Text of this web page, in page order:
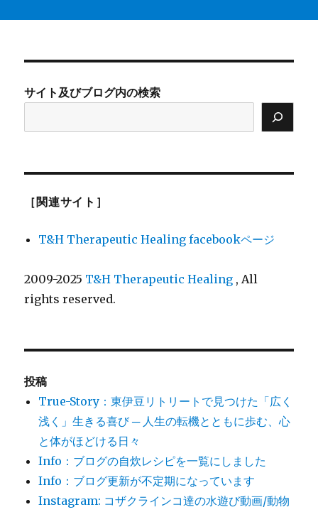
サイト及びブログ内の検索
［関連サイト］
T&H Therapeutic Healing facebookページ
2009-2025 T&H Therapeutic Healing , All
rights reserved.
投稿
True-Story：東伊豆リトリートで見つけた「広く
浅く」生きる喜び ─ 人生の転機とともに歩む、心
と体がほどける日々
Info：ブログの自炊レシピを一覧にしました
Info：ブログ更新が不定期になっています
Instagram: コザクラインコ達の水遊び動画/動物